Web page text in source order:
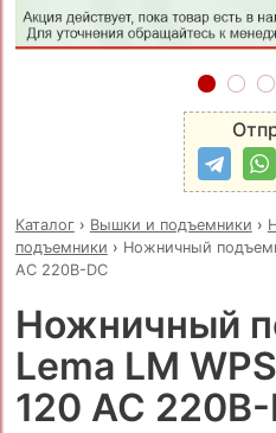
Каталог› Вышки и подъемники ›
подъемники › Ножничный
AC 220B-DC
Ножничный
Lema LM
120 AC 220B-